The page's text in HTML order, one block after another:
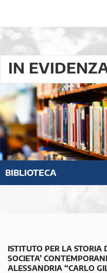
IN
BIBLIOTECA
ISTITUTO PER LA STORIA
SOCIETA’
ALESSANDRIA “CARLO